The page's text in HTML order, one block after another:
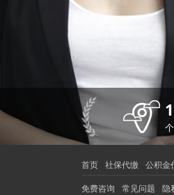
首页 社保代缴 公积金
免费咨询
常见问题 隐